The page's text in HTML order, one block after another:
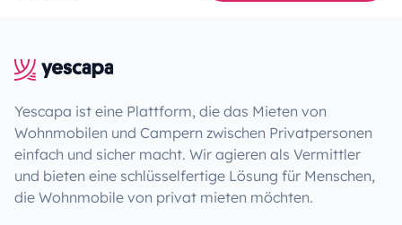
Yescapa ist eine Plattform, die das Mieten von
Wohnmobilen und Campern zwischen Privatpersonen
einfach und sicher macht. Wir agieren als Vermittler
und bieten eine schlüsselfertige Lösung für Menschen,
die Wohnmobile von privat mieten möchten.